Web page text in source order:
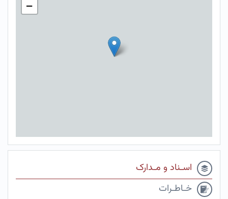
−
اسـناد و مـدارک
خـاطـرات